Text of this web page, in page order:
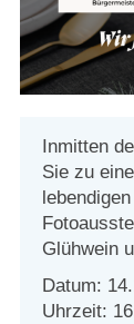
Welcome to
Ласкаво
Bine ați
Online-
Sprache/
Inmitten
Sie zu
Glühwein
Datum:
Uhrzeit: